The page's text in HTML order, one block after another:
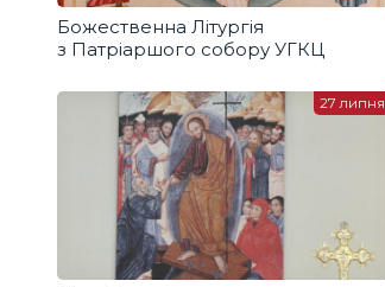
Божественна Літургія
з Патріаршого собору УГКЦ
27 липня